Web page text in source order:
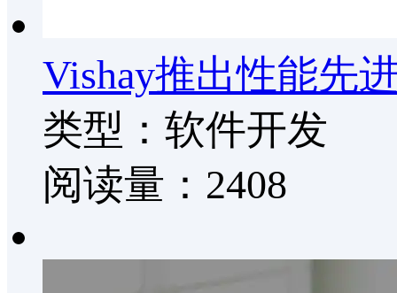
Vishay推出性能先
类型：软件开发
阅读量：2408